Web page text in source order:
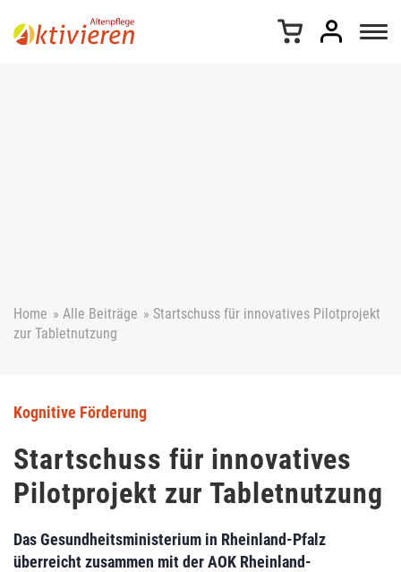
Home » Alle Beiträge » Startschuss für innovatives Pilotprojekt
zur Tabletnutzung
Kognitive Förderung
Startschuss für innovatives
Pilotprojekt zur Tabletnutzung
Das Gesundheitsministerium in Rheinland-Pfalz
überreicht zusammen mit der AOK Rheinland-